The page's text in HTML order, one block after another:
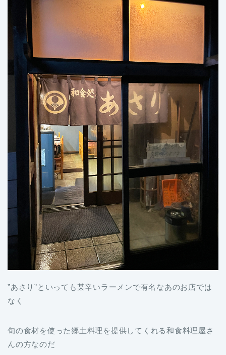
”あさり”といっても某辛いラーメンで有名なあのお店では
なく
旬の食材を使った郷土料理を提供してくれる和食料理屋さ
んの方なのだ